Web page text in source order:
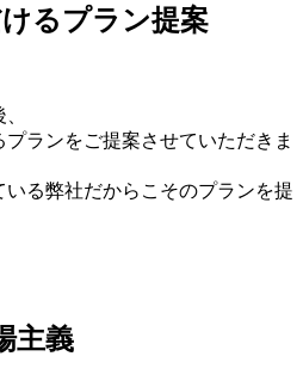
るプラン提案
ランをご提案させていただきま
る弊社だからこそのプランを提
主義